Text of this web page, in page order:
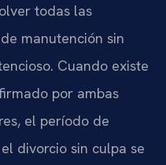
todas las
manutención sin
Cuando existe
por ambas
el período de
divorcio sin culpa se